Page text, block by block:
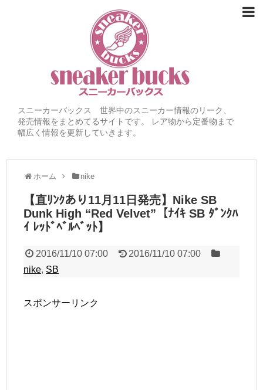
スニーカーバックス 世界中のスニーカー情報のリーク、
発売情報をまとめてるサイトです。 レア物から定番物まで
幅広く情報を更新していきます。
ホーム nike
【直ﾘﾝｸあり11月11日発売】Nike SB
Dunk High “Red Velvet”【ﾅｲｷ SB ﾀﾞﾝｸﾊ
ｲ ﾚｯﾄﾞﾍﾞﾙﾍﾞｯﾄ】
2016/11/10 07:00
2016/11/10 07:00
nike, SB
スポンサーリンク